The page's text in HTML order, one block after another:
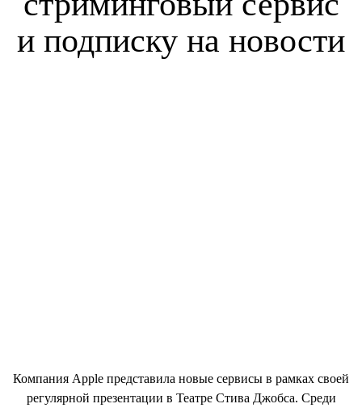
и подписку на новости
Компания Apple представила новые сервисы в рамках своей
регулярной презентации в Театре Стива Джобса. Среди